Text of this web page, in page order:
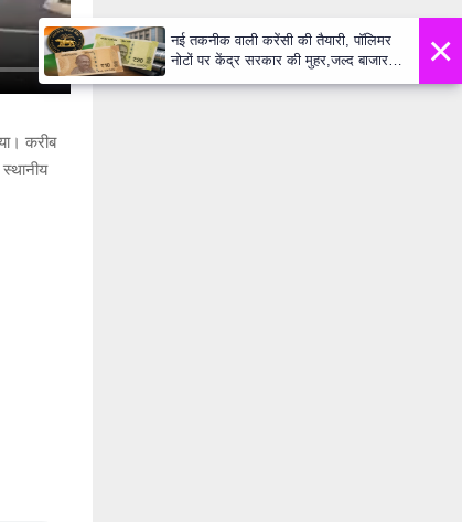
करीब
नई तकनीक
नोटों पर केंद्र
दिखेंगे